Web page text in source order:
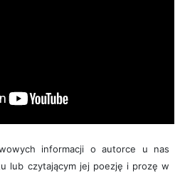
informacji o autorce u nas
lub czytającym jej poezję i prozę w